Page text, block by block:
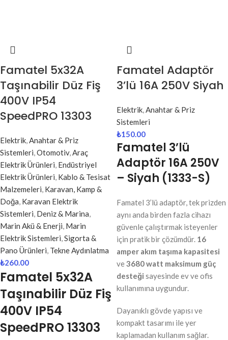
Famatel 5x32A
Taşınabilir Düz Fiş
400V IP54
SpeedPRO 13303
Elektrik,Anahtar & Priz
Sistemleri,Otomotiv,Araç
Elektrik Ürünleri, Endüstriyel
Elektrik Ürünleri, Kablo & Tesisat
Malzemeleri, Karavan, Kamp &
Doğa, Karavan Elektrik
Sistemleri, Deniz & Marina,
Marin Akü & Enerji, Marin
Elektrik Sistemleri,Sigorta &
Pano Ürünleri, Tekne Aydınlatma
₺260.00
Famatel 5x32A
Taşınabilir Düz Fiş
400V IP54
SpeedPRO 13303
Famatel Adaptör
3’lü 16A 250V Siyah
Elektrik,Anahtar & Priz
Sistemleri
₺150.00
Famatel 3’lü
Adaptör 16A 250V
– Siyah (1333-S)
Famatel 3’lü adaptör, tek prizden
aynı anda birden fazla cihazı
güvenle çalıştırmak isteyenler
için pratik bir çözümdür. 16
amper akım taşıma kapasitesi
ve3680 watt maksimum güç
desteği sayesinde ev ve ofis
kullanımına uygundur.
Dayanıklı gövde yapısı ve
kompakt tasarımı ile yer
kaplamadan kullanım sağlar.